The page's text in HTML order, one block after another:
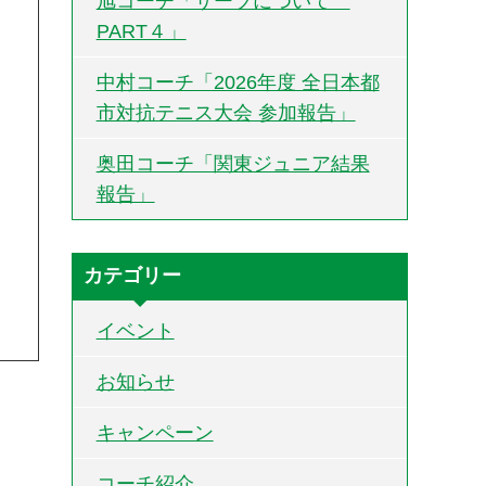
PART４」
中村コーチ「2026年度 全日本都
市対抗テニス大会 参加報告」
奥田コーチ「関東ジュニア結果
報告」
カテゴリー
イベント
お知らせ
キャンペーン